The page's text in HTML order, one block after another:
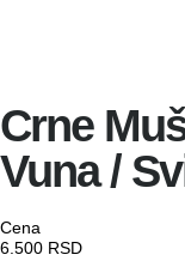
Crne
Vuna /
Cena
6.500 RSD